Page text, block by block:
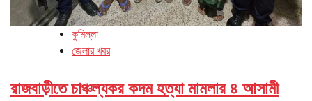
কুমিল্লা
জেলার খবর
রাজবাড়ীতে চাঞ্চল্যকর কদম হত্যা মামলার ৪ আসামী